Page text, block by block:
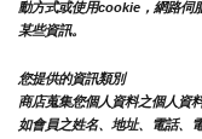
動方式或使用cookie，網路伺
某些資訊。
您提供的資訊類別
商店蒐集您個人資料之個人資
如會員之姓名、地址、電話、